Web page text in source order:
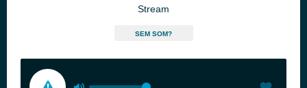
Stream
SEM SOM?